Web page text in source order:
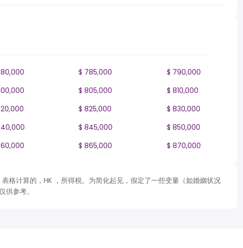
$ 785,000
$ 790,000
$ 805,000
$ 810,000
$ 825,000
$ 830,000
$ 845,000
$ 850,000
$ 865,000 $ 870,000
格计算的，HK ，所得税。为简化起见，假定了一些变量（如婚姻状况
供参考。